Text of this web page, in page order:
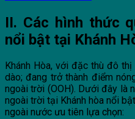
II. Các hình thức
nổi bật tại Khánh
Khánh Hòa, với đặc thù đô
dào; đang trở thành điểm
ngoài trời (OOH). Dưới đây là
ngoài trời tại Khánh hòa nổi
ngoài nước ưu tiên lựa chọn: